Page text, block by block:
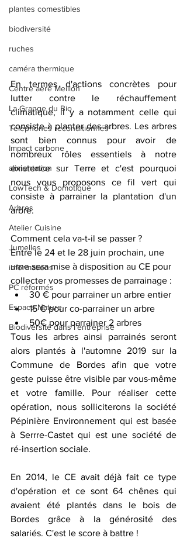
plantes comestibles
biodiversité
ruches
caméra thermique
Centre aéré Meillon
La Grange du Bio
Téléphones reconditionnés
Impact carbone
alimentation
LowTech & Domotique
Arbres
Atelier Cuisine
Jumelles
informations
PC réformés
Espace Nature
Biodiversité dans l'entreprise
En termes d'actions concrètes pour
lutter contre le réchauffement
climatique, il y a notamment celle qui
consiste à planter des arbres. Les arbres
sont bien connus pour avoir de
nombreux rôles essentiels à notre
existence sur Terre et c'est pourquoi
nous vous proposons ce fil vert qui
consiste à parrainer la plantation d'un
arbre.
Comment cela va-t-il se passer ?
Entre le 24 et le 28 juin prochain, une
urne sera mise à disposition au CE pour
collecter vos promesses de parrainage :
30 € pour parrainer un arbre entier
15 € pour co-parrainer un arbre
50€ pour parrainer 2 arbres
Tous les arbres ainsi parrainés seront
alors plantés à l'automne 2019 sur la
Commune de Bordes afin que votre
geste puisse être visible par vous-même
et votre famille. Pour réaliser cette
opération, nous solliciterons la société
Pépinière Environnement qui est basée
à Serrre-Castet qui est une société de
ré-insertion sociale.
En 2014, le CE avait déjà fait ce type
d'opération et ce sont 64 chênes qui
avaient été plantés dans le bois de
Bordes grâce à la générosité des
salariés. C'est le score à battre !